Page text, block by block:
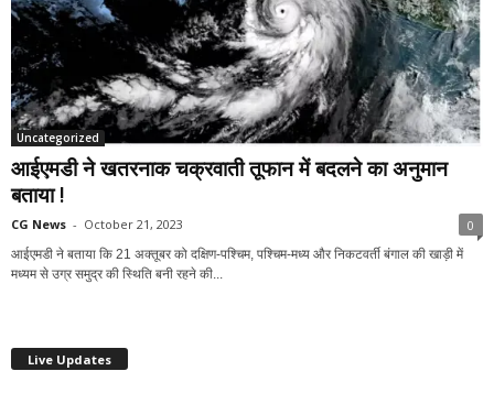
Uncategorized
आईएमडी ने खतरनाक चक्रवाती तूफान में बदलने का अनुमान
बताया !
CG News - October 21, 2023 0
आईएमडी ने बताया कि 21 अक्तूबर को दक्षिण-पश्चिम, पश्चिम-मध्य और निकटवर्ती बंगाल की खाड़ी में
मध्यम से उग्र समुद्र की स्थिति बनी रहने की...
Live Updates